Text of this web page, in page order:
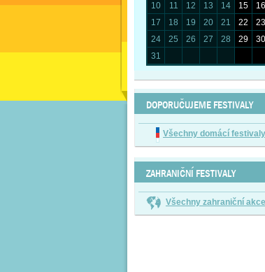
10
11 12 13 14 15
16
17
18 19 20 21 22
23
24
25 26 27 28 29
30
31
DOPORUČUJEME FESTIVALY
Všechny domácí festivaly
ZAHRANIČNÍ FESTIVALY
Všechny zahraniční akce